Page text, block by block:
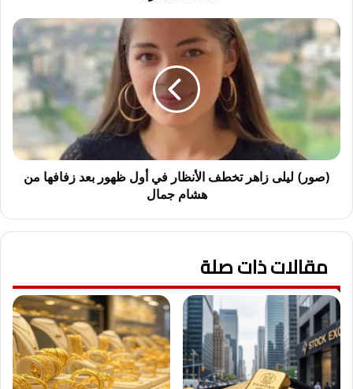
ن
ط
ق
س
ا
ل
ث
ل
ا
:
ح
ق
و
ي
ة
و
(
ص
و
ر
)
ل
ي
ل
ى
ف
ا
ل
أ
ن
ظ
(صور) ليلى زاهر تخطف الأنظار في أول ظهور بعد زفافها من
هشام جمال
مقالات ذات صلة